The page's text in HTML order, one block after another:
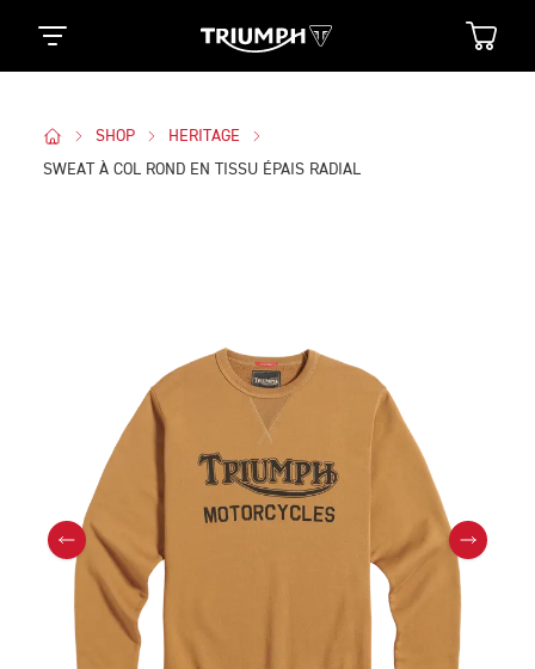
SHOP
HERITAGE
SWEAT À COL ROND EN TISSU ÉPAIS RADIAL